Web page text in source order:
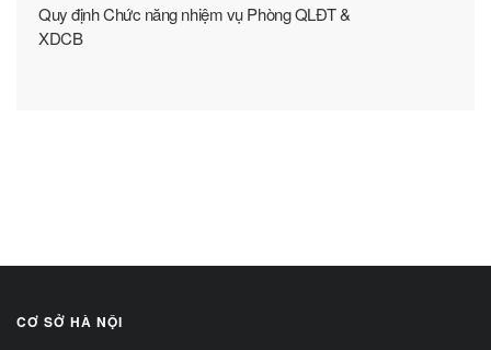
Quy định Chức năng nhiệm vụ Phòng QLĐT &
XDCB
CƠ SỞ HÀ NỘI